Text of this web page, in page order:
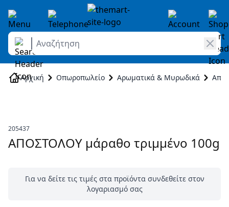
Skip to Content
Αναζήτηση
Αρχική Οπωροπωλείο Αρωματικά & Μυρωδικά
205437
ΑΠΟΣΤΟΛΟΥ μάραθο τριμμένο 100g
Για να δείτε τις τιμές στα προϊόντα συνδεθείτε στον
λογαριασμό σας